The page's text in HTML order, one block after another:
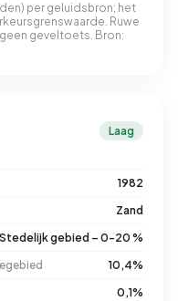
per geluidsbron; het
Ruwe
geveltoets. Bron:
Laag
1982
Zand
Stedelijk gebied – 0-20 %
10,4%
0,1%